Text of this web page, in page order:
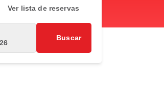
Ver lista de reservas
Buscar